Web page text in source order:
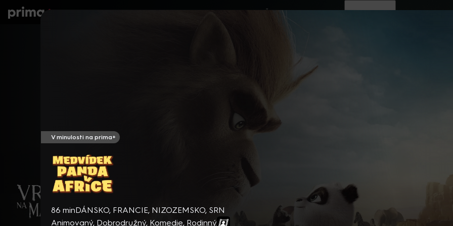
Filmy Děti Zprávy Novinky Živě TV program Operátoři
V minulosti na prima+
Medvídek panda v Africe
86 minDÁNSKO, FRANCIE, NIZOZEMSKO, SRN
Animovaný, Dobrodružný, Komedie, Rodinný
prima+